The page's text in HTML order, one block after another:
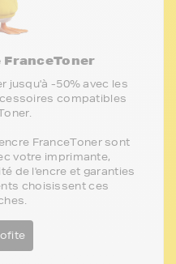
FranceToner
jusqu'à -50% avec les
compatibles
FranceToner sont
votre imprimante,
de l'encre et garanties
choisissent ces